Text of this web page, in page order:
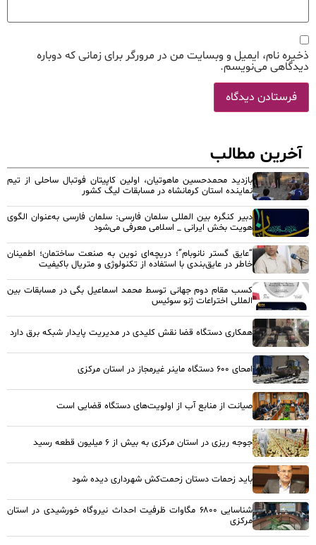
ذخیره نام، ایمیل و وبسایت من در مرورگر برای زمانی که دوباره
دیدگاهی می‌نویسم.
آخرین مطالب
بازدید محمدحسین ماهوتیان، اولین کاپیتان فوتبال ساحلی از تیم
نماینده استان کرمانشاه در مسابقات لیگ کشور
دبیر کنگره بین المللی سلمان فارسی: سلمان فارسی به‌عنوان الگوی
هویت بخش ایرانی _ اسلامی معرفی می‌شود
“عایق گستر نانوبام”؛ دریچه‌ای نوین به صنعت ساختمان؛ اطمینان
خاطر در عایق‌بندی با استفاده از تکنولوژی و متریال باکیفیت
کسب مقام دوم جهانی توسط محمد اسماعیل بگی در مسابقات بین
المللی اختراعات ژنو سوئیس
همکاری دستگاه قضا نقش کلیدی در مدیریت پایدار شبکه برق دارد
امحای ۶۰۰ دستگاه ماینر غیرمجاز در استان مرکزی
صیانت از منابع آب از اولویت‌های دستگاه قضایی است
جوجه ریزی در استان مرکزی به بیش از ۶ میلیون قطعه رسید
باید زحمات دستان زحمت‌کش شهرداری دیده شود
شناسایی ۶۸۰۰ مگاوات ظرفیت احداث نیروگاه خورشیدی در استان
مرکزی